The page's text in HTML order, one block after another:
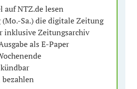
NTZ.de lesen
(Mo.-Sa.) die digitale Zeitung
inklusive Zeitungsarchiv
als E-Paper